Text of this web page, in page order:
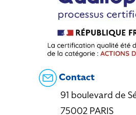
Contact
91 boulevard de
75002 PARIS